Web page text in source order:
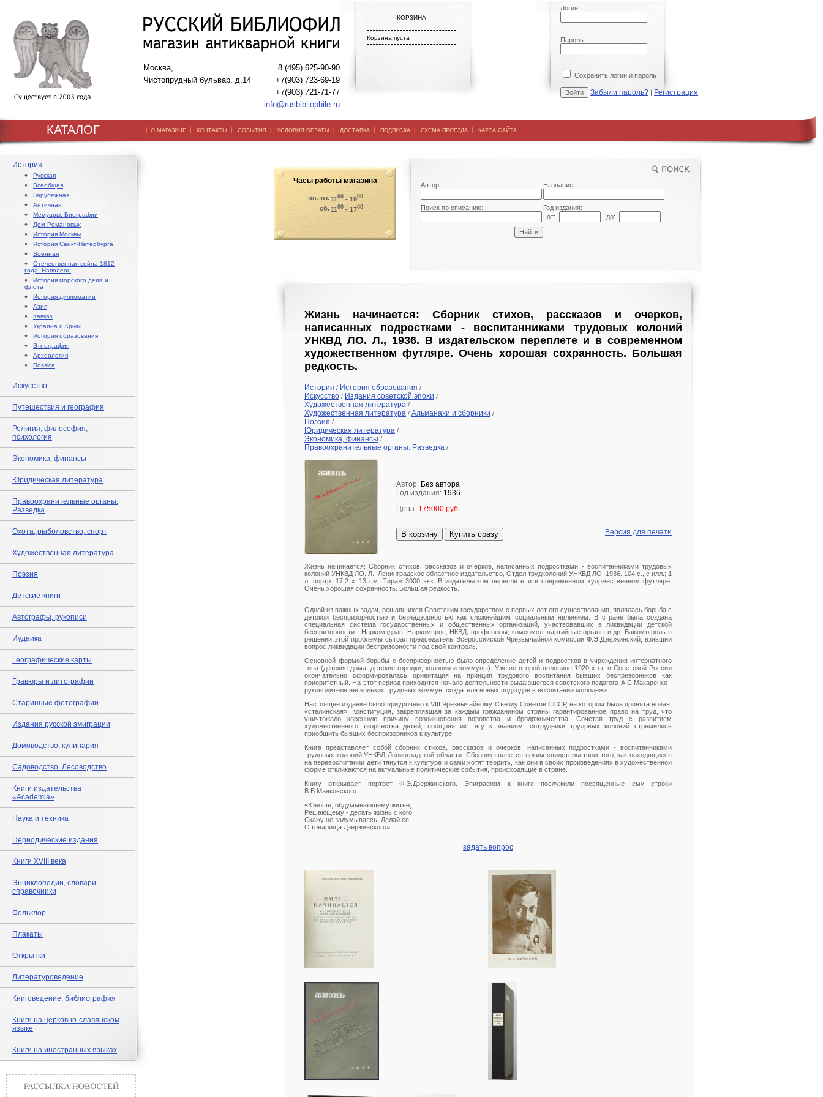
Москва,
Чистопрудный бульвар, д.14
8 (495) 625-90-90
+7(903) 723-69-19
+7(903) 721-71-77
info@rusbibliophile.ru
КОРЗИНА
Корзина пуста
Логин
Пароль
Сохранить логин и пароль
Забыли пароль? | Регистрация
КАТАЛОГ | О МАГАЗИНЕ | КОНТАКТЫ | СОБЫТИЯ | УСЛОВИЯ ОПЛАТЫ | ДОСТАВКА | ПОДПИСКА | СХЕМА ПРОЕЗДА | КАРТА САЙТА
История
♦ Русская
♦ Всеобщая
♦ Зарубежная
♦ Античная
♦ Мемуары. Биографии
♦ Дом Романовых
♦ История Москвы
♦ История Санкт-Петербурга
♦ Военная
♦ Отечественная война 1812
года. Наполеон
♦ История морского дела и
флота
♦ История дипломатии
♦ Азия
♦ Кавказ
♦ Украина и Крым
♦ История образования
♦ Этнография
♦ Археология
♦ Rossica
Искусство
Путешествия и география
Религия, философия,
психология
Экономика, финансы
Юридическая литература
Правоохранительные органы.
Разведка
Охота, рыболовство, спорт
Художественная литература
Поэзия
Детские книги
Автографы, рукописи
Иудаика
Географические карты
Гравюры и литографии
Старинные фотографии
Издания русской эмиграции
Домоводство, кулинария
Садоводство. Лесоводство
Книги издательства
«Academia»
Наука и техника
Периодические издания
Книги XVIII века
Энциклопедии, словари,
справочники
Фольклор
Плакаты
Открытки
Литературоведение
Книговедение, библиография
Книги на церковно-славянском
языке
Книги на иностранных языках
Часы работы магазина
пн.-пт.1100 - 1900
сб.1100 - 1700
Автор: Название:
Поиск по описанию:
Год издания:
от:
до:
Жизнь начинается: Сборник стихов, рассказов и очерков,
написанных подростками - воспитанниками трудовых колоний
УНКВД ЛО. Л., 1936. В издательском переплете и в современном
художественном футляре. Очень хорошая сохранность. Большая
редкость.
История / История образования /
Искусство / Издания советской эпохи /
Художественная литература /
Художественная литература / Альманахи и сборники /
Поэзия /
Юридическая литература /
Экономика, финансы /
Правоохранительные органы. Разведка /
Автор: Без автора
Год издания: 1936
Цена: 175000 руб.
В корзину Купить сразу Версия для печати
Жизнь начинается: Сборник стихов, рассказов и очерков, написанных подростками - воспитанниками трудовых
колоний УНКВД ЛО. Л.: Ленинградское областное издательство, Отдел трудколоний УНКВД ЛО, 1936. 104 с., с илл.; 1
л. портр. 17,2 х 13 см. Тираж 3000 экз. В издательском переплете и в современном художественном футляре.
Очень хорошая сохранность. Большая редкость.
Одной из важных задач, решавшихся Советским государством с первых лет его существования, являлась борьба с
детской беспризорностью и безнадзорностью как сложнейшим социальным явлением. В стране была создана
специальная система государственных и общественных организаций, участвовавших в ликвидации детской
беспризорности - Наркомздрав, Наркомпрос, НКВД, профсоюзы, комсомол, партийные органы и др. Важную роль в
решении этой проблемы сыграл председатель Всероссийской Чрезвычайной комиссии Ф.Э.Дзержинский, взявший
вопрос ликвидации беспризорности под свой контроль.
Основной формой борьбы с беспризорностью было определение детей и подростков в учреждения интернатного
типа (детские дома, детские городки, колонии и коммуны). Уже во второй половине 1920-х г.г. в Советской России
окончательно сформировалась ориентация на принцип трудового воспитания бывших беспризорников как
приоритетный. На этот период приходится начало деятельности выдающегося советского педагога А.С.Макаренко -
руководителя нескольких трудовых коммун, создателя новых подходов в воспитании молодежи.
Настоящее издание было приурочено к VIII Чрезвычайному Съезду Советов СССР, на котором была принята новая,
«сталинская», Конституция, закреплявшая за каждым гражданином страны гарантированное право на труд, что
уничтожало коренную причину возникновения воровства и бродяжничества. Сочетая труд с развитием
художественного творчества детей, поощряя их тягу к знаниям, сотрудники трудовых колоний стремились
приобщить бывших беспризорников к культуре.
Книга представляет собой сборник стихов, рассказов и очерков, написанных подростками - воспитанниками
трудовых колоний УНКВД Ленинградской области. Сборник является ярким свидетельством того, как находящиеся
на перевоспитании дети тянутся к культуре и сами хотят творить, как они в своих произведениях в художественной
форме откликаются на актуальные политические события, происходящие в стране.
Книгу открывает портрет Ф.Э.Дзержинского. Эпиграфом к книге послужили посвященные ему строки
В.В.Маяковского:
«Юноше, обдумывающему житье,
Решающему - делать жизнь с кого,
Скажу не задумываясь: Делай ее
С товарища Дзержинского».
задать вопрос